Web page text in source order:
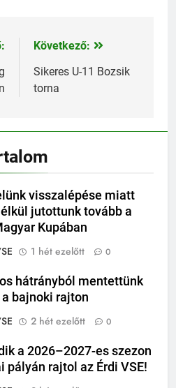
Következő:
Sikeres U-11 Bozsik
torna
visszalépése miatt
jutottunk tovább a
Kupában
1 hét ezelőtt 0
hátrányból mentettünk
bajnoki rajton
2 hét ezelőtt 0
a 2026–2027-es szezon
pályán rajtol az Érdi VSE!